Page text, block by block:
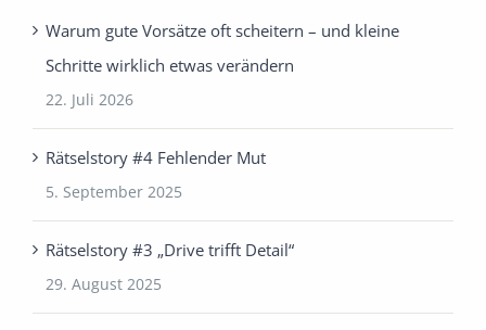
Warum gute Vorsätze oft scheitern – und kleine
Schritte wirklich etwas verändern
22. Juli 2026
Rätselstory #4 Fehlender Mut
5. September 2025
Rätselstory #3 „Drive trifft Detail“
29. August 2025